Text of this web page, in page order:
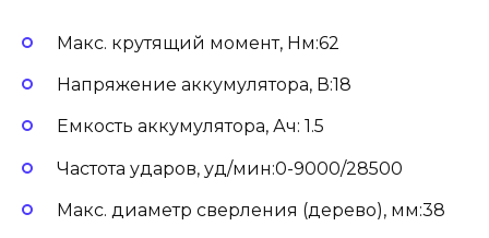
Макс. крутящий момент, Нм:62
Напряжение аккумулятора, В:18
Емкость аккумулятора, Ач: 1.5
Частота ударов, уд/мин:0-9000/28500
Макс. диаметр сверления (дерево), мм:38